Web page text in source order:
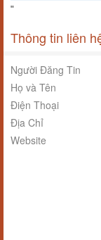
"
Thông tin liên
Người Đăng Tin
Họ và Tên
Điện Thoại
Địa Chỉ
Website